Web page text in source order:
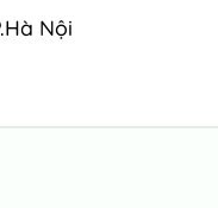
Nội